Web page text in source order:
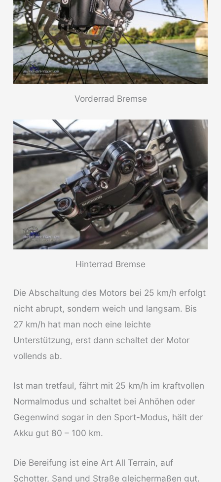
Vorderrad Bremse
Hinterrad Bremse
Die Abschaltung des Motors bei 25 km/h erfolgt
nicht abrupt, sondern weich und langsam. Bis
27 km/h hat man noch eine leichte
Unterstützung, erst dann schaltet der Motor
vollends ab.
Ist man tretfaul, fährt mit 25 km/h im kraftvollen
Normalmodus und schaltet bei Anhöhen oder
Gegenwind sogar in den Sport-Modus, hält der
Akku gut 80 – 100 km.
Die Bereifung ist eine Art All Terrain, auf
Schotter, Sand und Straße gleichermaßen gut.